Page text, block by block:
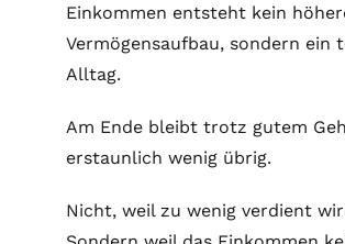
Einkommen entsteht kein
Vermögensaufbau, sondern ein
Alltag.
Am Ende bleibt trotz gutem
erstaunlich wenig übrig.
Nicht, weil zu wenig verdient